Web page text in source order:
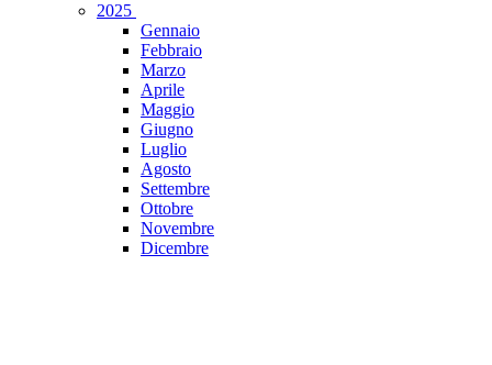
2025
Gennaio
Febbraio
Marzo
Aprile
Maggio
Giugno
Luglio
Agosto
Settembre
Ottobre
Novembre
Dicembre